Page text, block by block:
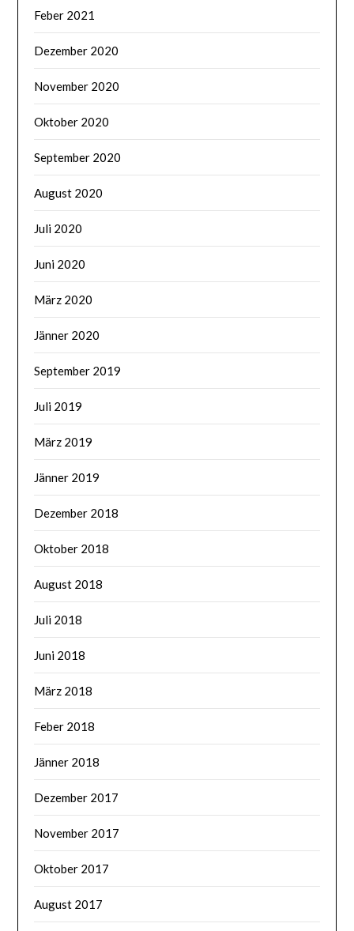
Feber 2021
Dezember 2020
November 2020
Oktober 2020
September 2020
August 2020
Juli 2020
Juni 2020
März 2020
Jänner 2020
September 2019
Juli 2019
März 2019
Jänner 2019
Dezember 2018
Oktober 2018
August 2018
Juli 2018
Juni 2018
März 2018
Feber 2018
Jänner 2018
Dezember 2017
November 2017
Oktober 2017
August 2017